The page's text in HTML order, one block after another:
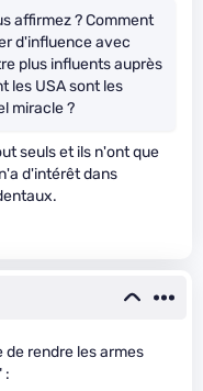
affirmez ? Comment
d'influence avec
plus influents auprès
les USA sont les
miracle ?
seuls et ils n'ont que
d'intérêt dans
rendre les armes
: